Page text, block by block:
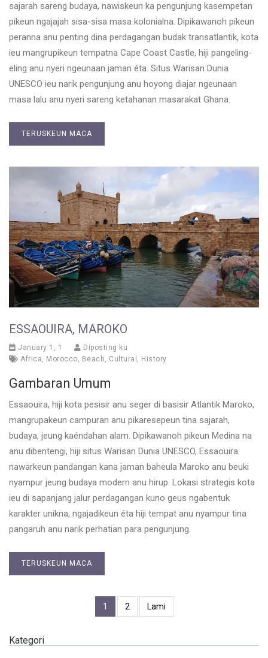
sajarah sareng budaya, nawiskeun ka pengunjung kasempetan
pikeun ngajajah sisa-sisa masa kolonialna. Dipikawanoh pikeun
peranna anu penting dina perdagangan budak transatlantik, kota
ieu mangrupikeun tempatna Cape Coast Castle, hiji pangeling-
eling anu nyeri ngeunaan jaman éta. Situs Warisan Dunia
UNESCO ieu narik pengunjung anu hoyong diajar ngeunaan
masa lalu anu nyeri sareng ketahanan masarakat Ghana.
TERUSKEUN MACA
ESSAOUIRA, MAROKO
January 1, 1
Diposting ku
Africa, Morocco, Beach, Cultural , History
Gambaran Umum
Essaouira, hiji kota pesisir anu seger di basisir Atlantik Maroko,
mangrupakeun campuran anu pikaresepeun tina sajarah,
budaya, jeung kaéndahan alam. Dipikawanoh pikeun Medina na
anu dibentengi, hiji situs Warisan Dunia UNESCO, Essaouira
nawarkeun pandangan kana jaman baheula Maroko anu beuki
nyampur jeung budaya modern anu hirup. Lokasi strategis kota
ieu di sapanjang jalur perdagangan kuno geus ngabentuk
karakter unikna, ngajadikeun éta hiji tempat anu nyampur tina
pangaruh anu narik perhatian para pengunjung.
TERUSKEUN MACA
1 2 Lami
Kategori